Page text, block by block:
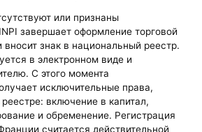
или признаны
завершает оформление торговой
знак в национальный реестр.
в электронном виде и
С этого момента
исключительные права,
включение в капитал,
и обременение. Регистрация
считается действительной